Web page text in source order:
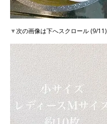
▼次の画像は下へスクロール (9/11)